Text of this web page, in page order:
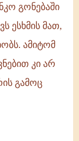
გონებაში
ესხმის მათ,
ამიტომ
კი არ
გამოც